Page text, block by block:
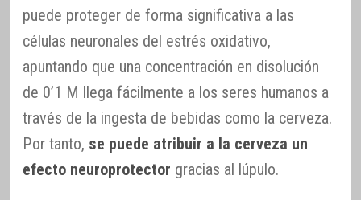
puede proteger de forma significativa a las
células neuronales del estrés oxidativo,
apuntando que una concentración en disolución
de 0’1 M llega fácilmente a los seres humanos a
través de la ingesta de bebidas como la cerveza.
Por tanto, se puede atribuir a la cerveza un
efecto neuroprotector gracias al lúpulo.